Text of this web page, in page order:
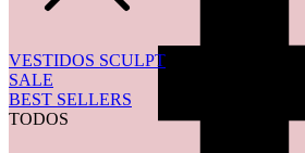
VESTIDOS SCULPT
SALE
BEST SELLERS
TODOS